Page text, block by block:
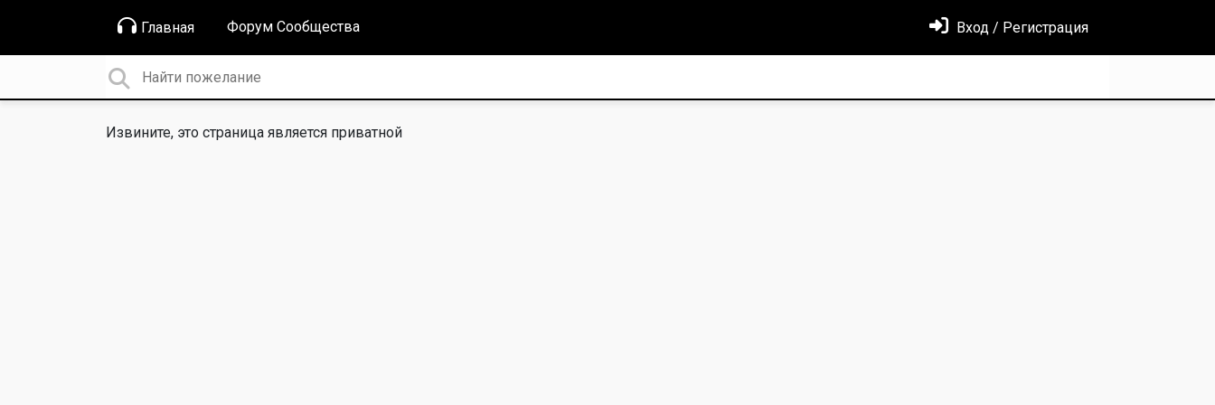
Главная Форум Сообщества Вход / Регистрация
Извините, это страница является приватной